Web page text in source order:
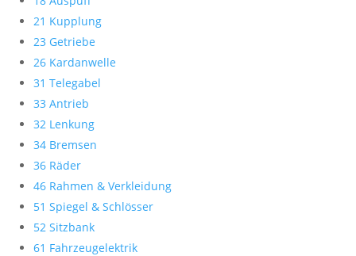
21 Kupplung
23 Getriebe
26 Kardanwelle
31 Telegabel
33 Antrieb
32 Lenkung
34 Bremsen
36 Räder
46 Rahmen & Verkleidung
51 Spiegel & Schlösser
52 Sitzbank
61 Fahrzeugelektrik